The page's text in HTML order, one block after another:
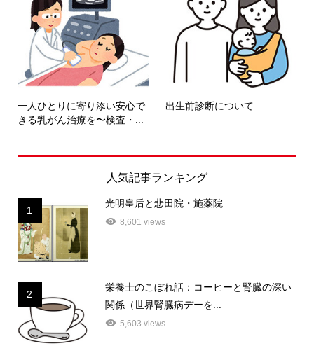
一人ひとりに寄り添い安心で
きる乳がん治療を〜検査・...
出生前診断について
人気記事ランキング
1
光明皇后と悲田院・施薬院
8,601 views
2
栄養士のこぼれ話：コーヒーと腎臓の深い
関係（世界腎臓病デーを...
5,603 views